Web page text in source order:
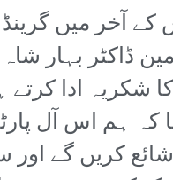
کے آخر میں گرینڈ
ڈاکٹر بہار
شکریہ ادا کرتے
کہ ہم اس آل
شائع کریں گے